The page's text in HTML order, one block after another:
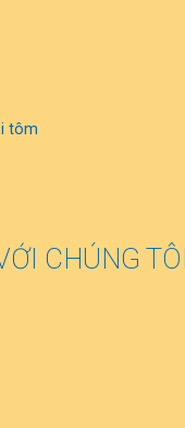
tôm
CHÚNG TÔI